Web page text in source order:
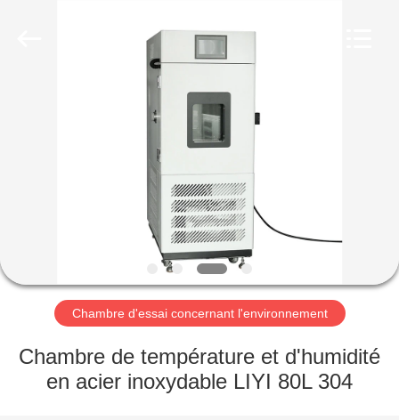
DE
NOUS
VISITE
D'USINE
Chambre d'essai concernant l'environnement
Chambre de température et d'humidité
en acier inoxydable LIYI 80L 304